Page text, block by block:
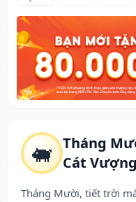
🐖 Tháng
Cát Vượng
Tháng Mười, tiết trời